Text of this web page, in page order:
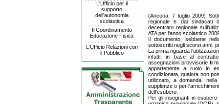
L'Ufficio per il
supporto
dell'autonomia
scolastica
Il Coordinamento
Educazione Fisica
L'Ufficio Relazioni con
il Pubblico
(Ancona, 7 luglio 2009)
regionale e dai sindacati
decentrato regionale
ATA per l'anno scolastico
Il documento, sebbene
sottoscritti negli scorsi anni,
La prima riguarda
infatti, in base al
assegnazioni provvisorie
appartenente a ruolo in
condizionata, qualora non
utilizzato, a domanda,
supplenze o per
dell'esubero.
Per gli insegnanti in